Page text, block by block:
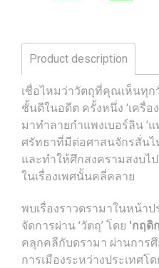
Product description
เชื่อไหมว่าวัตถุที่คุณเห็นทุก
ชั้นดีในอดีต ครั้งหนึ่ง ‘เครื่
มาทำลายกำแพงเบอร์ลิน ‘
ศรัทธาที่มีต่อศาสนจักรสั่นไห
และทำให้ศึกสงครามสงบไป
ในเรื่องเพศนั้นคลี่คลาย
พบเรื่องราวดรามาในหน้า
จัดการผ่าน ‘วัตถุ’ โดย 'กฤดิ
คลุกคลีกับดรามา ผ่านการ
การเมืองระหว่างประเทศโ